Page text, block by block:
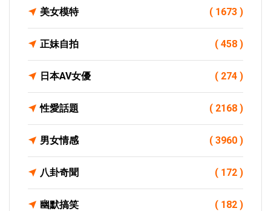
美女模特 ( 1673 )
正妹自拍 ( 458 )
日本AV女優 ( 274 )
性愛話題 ( 2168 )
男女情感 ( 3960 )
八卦奇聞 ( 172 )
幽默搞笑 ( 182 )